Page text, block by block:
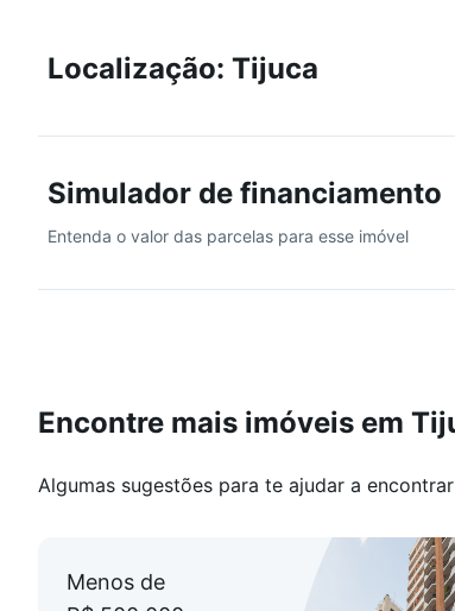
- 2 quartos (1 com **grande armário
- Copa-cozinha
- **Dependência completa**
- **Vaga de garagem**
Localização: Tijuca
Simulador de financiamento
Entenda o valor das parcelas para esse imóvel
Encontre mais imóveis em
Algumas sugestões para te ajudar a
Menos de